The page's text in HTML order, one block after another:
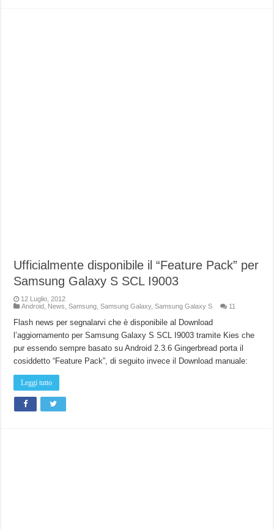
Ufficialmente disponibile il “Feature Pack” per
Samsung Galaxy S SCL I9003
12 Luglio, 2012
Android News ,Samsung ,Samsung Galaxy,Samsung Galaxy S 11
Flash news per segnalarvi che è disponibile al Download
l’aggiornamento per Samsung Galaxy S SCL I9003 tramite Kies che
pur essendo sempre basato su Android 2.3.6 Gingerbread porta il
cosiddetto “Feature Pack”, di seguito invece il Download manuale:
Leggi tutto